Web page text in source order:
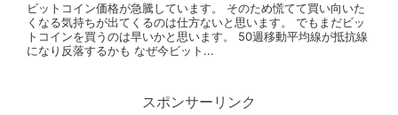
ビットコイン価格が急騰しています。 そのため慌てて買い向いた
くなる気持ちが出てくるのは仕方ないと思います。 でもまだビッ
トコインを買うのは早いかと思います。 50週移動平均線が抵抗線
になり反落するかも なぜ今ビット...
スポンサーリンク